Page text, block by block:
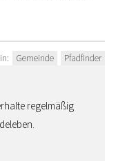
Gemeinde Pfadfinder
regelmäßig